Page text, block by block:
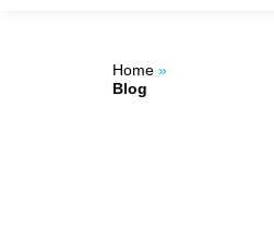
Home »
Blog